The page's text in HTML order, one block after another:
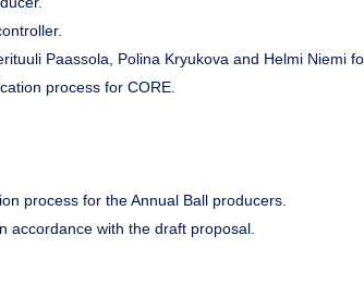
Paassola, Polina Kryukova and Helmi Niemi
process for CORE.
process for the Annual Ball producers.
accordance with the draft proposal.